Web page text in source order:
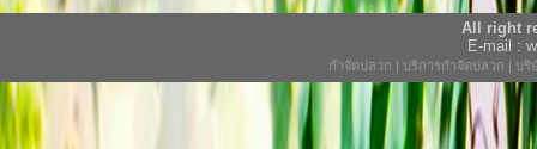
All right
E-mail :
กำจัดปลวก | บริการกำจัดปลวก | บริ